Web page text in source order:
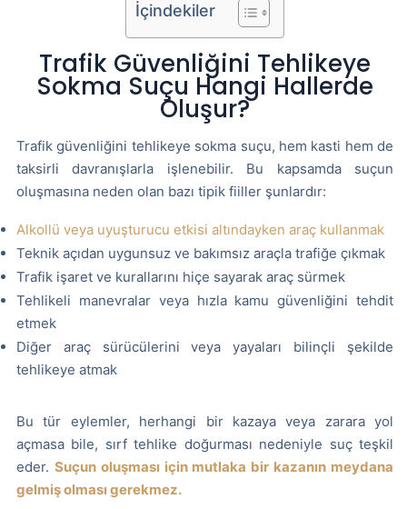
İçindekiler
Trafik Güvenliğini Tehlikeye
Sokma Suçu Hangi Hallerde
Oluşur?
Trafik güvenliğini tehlikeye sokma suçu, hem kasti hem de
taksirli davranışlarla işlenebilir. Bu kapsamda suçun
oluşmasına neden olan bazı tipik fiiller şunlardır:
Alkollü veya uyuşturucu etkisi altındayken araç kullanmak
Teknik açıdan uygunsuz ve bakımsız araçla trafiğe çıkmak
Trafik işaret ve kurallarını hiçe sayarak araç sürmek
Tehlikeli manevralar veya hızla kamu güvenliğini tehdit
etmek
Diğer araç sürücülerini veya yayaları bilinçli şekilde
tehlikeye atmak
Bu tür eylemler, herhangi bir kazaya veya zarara yol
açmasa bile, sırf tehlike doğurması nedeniyle suç teşkil
eder. Suçun oluşması için mutlaka bir kazanın meydana
gelmiş olması gerekmez.